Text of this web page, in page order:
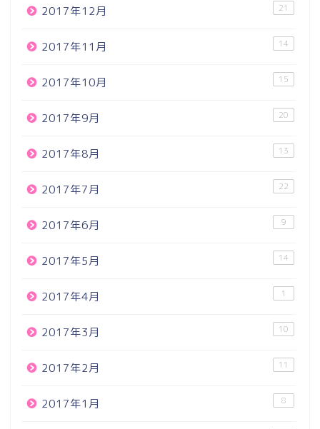
2017年12月 21
2017年11月 14
2017年10月 15
2017年9月 20
2017年8月 13
2017年7月 22
2017年6月 9
2017年5月 14
2017年4月 1
2017年3月 10
2017年2月 11
2017年1月 8